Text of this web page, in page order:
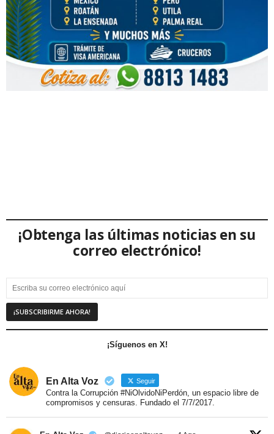
¡Obtenga las últimas noticias en su
correo electrónico!
¡Síguenos en X!
En Alta Voz Seguir
Contra la Corrupción #NiOlvidoNiPerdón, un espacio libre de
compromisos y censuras. Fundado el 7/7/2017.